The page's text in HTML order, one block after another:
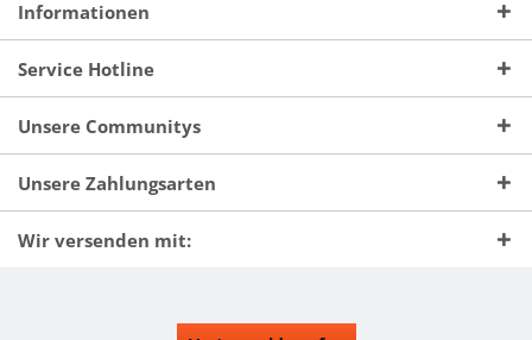
Informationen
Service Hotline
Unsere Communitys
Unsere Zahlungsarten
Wir versenden mit: